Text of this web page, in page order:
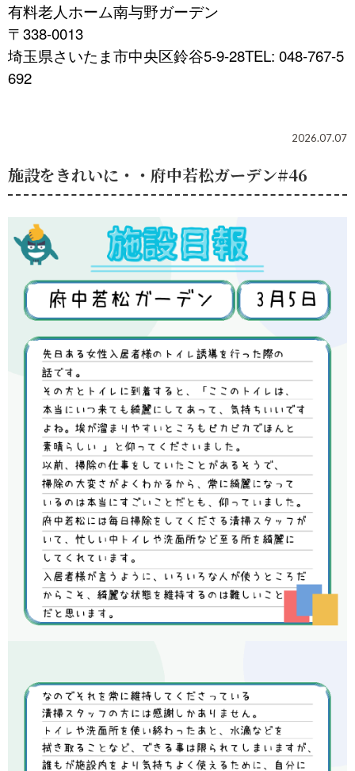
有料老人ホーム南与野ガーデン
〒338-0013
埼玉県さいたま市中央区鈴谷5-9-28TEL: 048-767-5
692
2026.07.07
施設をきれいに・・府中若松ガーデン#46